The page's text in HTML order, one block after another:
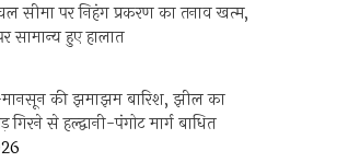
सीमा पर निहंग प्रकरण का तनाव खत्म,
सामान्य हुए हालात
मानसून की झमाझम बारिश, झील का
से हल्द्वानी-पंगोट मार्ग बाधित